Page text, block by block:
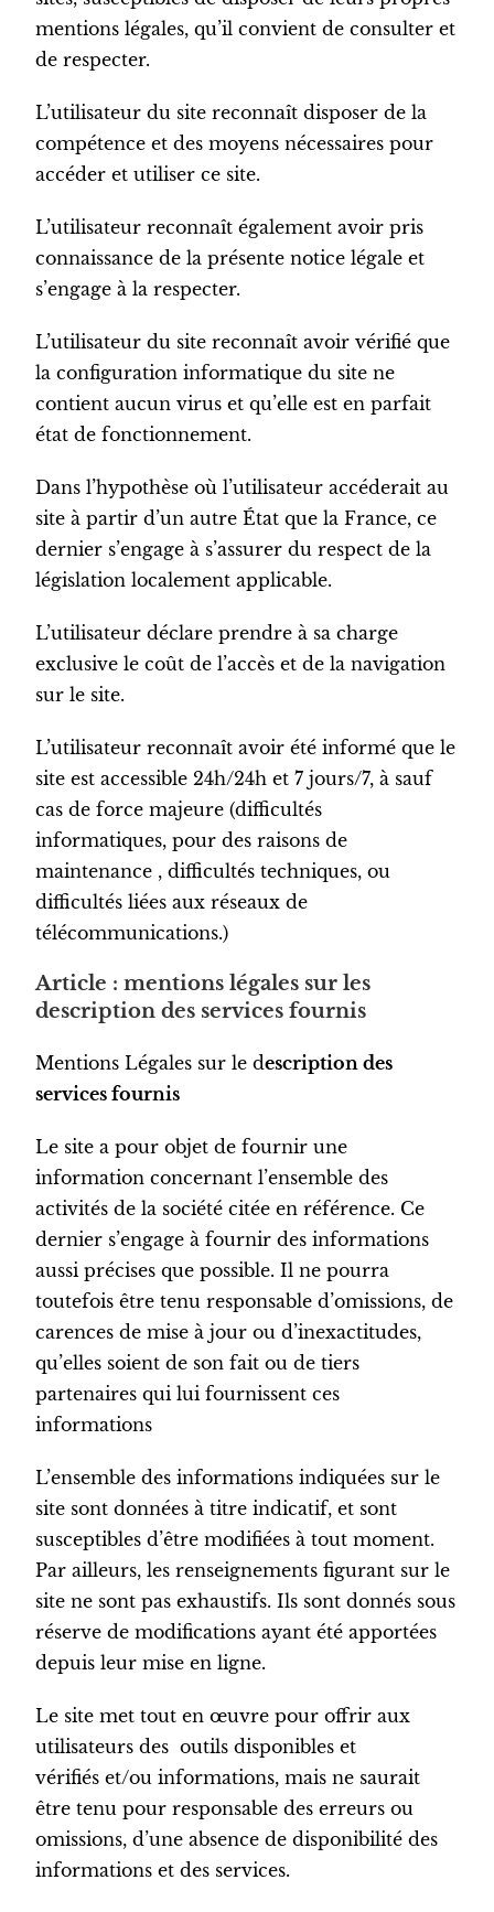
mentions légales, qu’il convient de consulter et
de respecter.
L’utilisateur du site reconnaît disposer de la
compétence et des moyens nécessaires pour
accéder et utiliser ce site.
L’utilisateur reconnaît également avoir pris
connaissance de la présente notice légale et
s’engage à la respecter.
L’utilisateur du site reconnaît avoir vérifié que
la configuration informatique du site ne
contient aucun virus et qu’elle est en parfait
état de fonctionnement.
Dans l’hypothèse où l’utilisateur accéderait au
site à partir d’un autre État que la France, ce
dernier s’engage à s’assurer du respect de la
législation localement applicable.
L’utilisateur déclare prendre à sa charge
exclusive le coût de l’accès et de la navigation
sur le site.
L’utilisateur reconnaît avoir été informé que le
site est accessible 24h/24h et 7 jours/7, à sauf
cas de force majeure (difficultés
informatiques, pour des raisons de
maintenance , difficultés techniques, ou
difficultés liées aux réseaux de
télécommunications.)
Article : mentions légales sur les
description des services fournis
Mentions Légales sur le description des
services fournis
Le site a pour objet de fournir une
information concernant l’ensemble des
activités de la société citée en référence. Ce
dernier s’engage à fournir des informations
aussi précises que possible. Il ne pourra
toutefois être tenu responsable d’omissions, de
carences de mise à jour ou d’inexactitudes,
qu’elles soient de son fait ou de tiers
partenaires qui lui fournissent ces
informations
L’ensemble des informations indiquées sur le
site sont données à titre indicatif, et sont
susceptibles d’être modifiées à tout moment.
Par ailleurs, les renseignements figurant sur le
site ne sont pas exhaustifs. Ils sont donnés sous
réserve de modifications ayant été apportées
depuis leur mise en ligne.
Le site met tout en œuvre pour offrir aux
utilisateurs des outils disponibles et
vérifiés et/ou informations, mais ne saurait
être tenu pour responsable des erreurs ou
omissions, d’une absence de disponibilité des
informations et des services.